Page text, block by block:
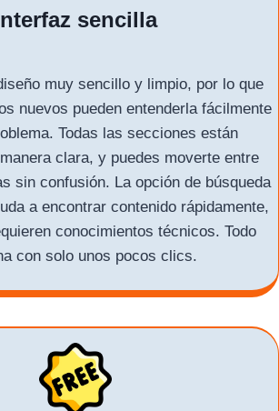
sencilla
muy sencillo y limpio, por lo que
nuevos pueden entenderla fácilmente
Todas las secciones están
clara, y puedes moverte entre
sin confusión. La opción de búsqueda
a encontrar contenido rápidamente,
conocimientos técnicos. Todo
con solo unos pocos clics.